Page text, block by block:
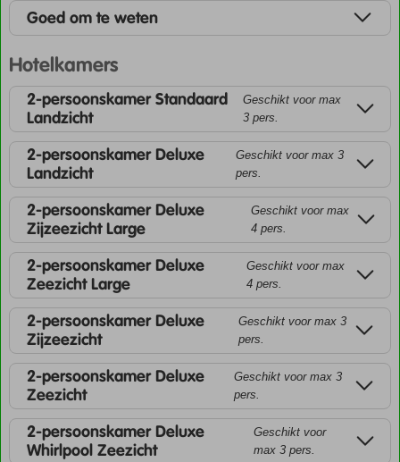
Goed om te weten
Hotelkamers
2-persoonskamer Standaard
Landzicht
Geschikt voor max
3 pers.
2-persoonskamer Deluxe
Landzicht
Geschikt voor max 3
pers.
2-persoonskamer Deluxe
Zijzeezicht Large
Geschikt voor max
4 pers.
2-persoonskamer Deluxe
Zeezicht Large
Geschikt voor max
4 pers.
2-persoonskamer Deluxe
Zijzeezicht
Geschikt voor max 3
pers.
2-persoonskamer Deluxe
Zeezicht
Geschikt voor max 3
pers.
2-persoonskamer Deluxe
Whirlpool Zeezicht
Geschikt voor
max 3 pers.